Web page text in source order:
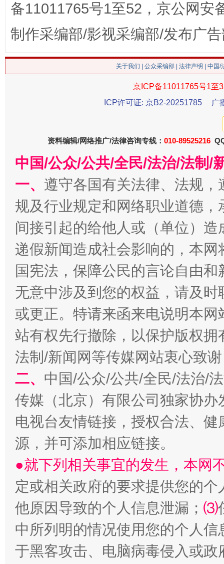
谢
在谋一域中谋全局
今
习近平的博鳌关键词
魏明亮
“刷贴”乱象丛生
生
备11011765号1至52，京公网安
制作采编部/影视采编部/发布广
关于我们 公众采编部 法律声明 | 中国
京ICP备11011765号1至
ICP许可证: 京B2-20251785
广
资料编辑/网络推广/法律咨询专线： 010-89525216
中国/公众/公共/全民/法治/法制/
一、 遵守各国有关法律、法规
规及行业规定和网络职业道德
间接引起的给他人或（单位）
递假新闻造成社会影响的，本
国宪法，保障公民的言论自由
无意中涉及到您的权益，请及
或更正。特请来函来电说明本
站有权先行撤除，以保护版权
法制/新闻网等传媒网站衷心致
二、 中国/公众/公共/全民/法治/
传媒（北京）有限公司独家协
电视台友情链接，授权合法、
源，并可添加相应链接。
●就下列相关事宜的发生，本网
定或相关政府的要求提供您的个
他原因导致的个人信息泄漏； ⑶
中所列明的情况使用您的个人
于黑客攻击、电脑病毒侵入或